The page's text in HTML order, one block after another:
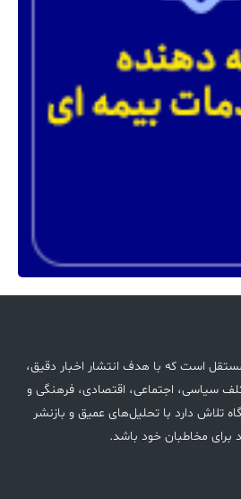
است که با هدف انتشار اخبار دقیق،
سیاسی، اجتماعی، اقتصادی، فرهنگی و
تلاش دارد با تحلیل‌های عمیق و بازنشر
برای مخاطبان خود باشد.